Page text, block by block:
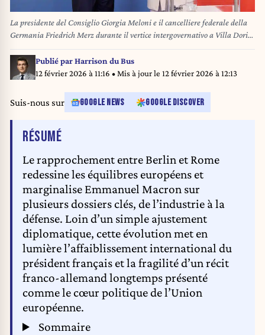
La presidente del Consiglio Giorgia Meloni e il cancelliere federale della
Germania Friedrich Merz durante il vertice intergovernativo a Villa Doria
Pamphilj, Roma, Venerdì 23 Gennaio 2026 (Foto Roberto Monaldo /
LaPresse) Premier Giorgia Meloni and Federal Chancellor of Germany
Friedrich Merz during the intergovernmental summit at Villa Doria
/LaPresse)
Publié parHarrison du Bus
12 février 2026 à 11:16 • Mis à jour le 12 février 2026 à 12:13
Suis-nous sur GOOGLE NEWS GOOGLE DISCOVER
RÉSUMÉDE L'ARTICLE
Le rapprochement entre Berlin et Rome
redessine les équilibres européens et
marginalise Emmanuel Macron sur
plusieurs dossiers clés, de l’industrie à la
défense. Loin d’un simple ajustement
diplomatique, cette évolution met en
lumière l’affaiblissement international du
président français et la fragilité d’un récit
franco-allemand longtemps présenté
comme le cœur politique de l’Union
européenne.
Sommaire